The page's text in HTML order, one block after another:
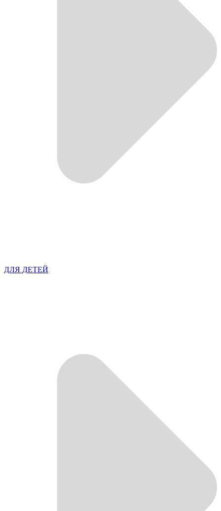
ДЛЯ ДЕТЕЙ